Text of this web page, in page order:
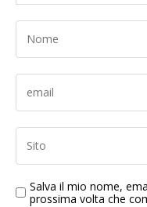
Salva il mio nome,
prossima volta che